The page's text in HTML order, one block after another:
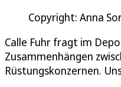
Copyright: Anna
Calle Fuhr fragt im
Zusammenhängen
Rüstungskonzernen.